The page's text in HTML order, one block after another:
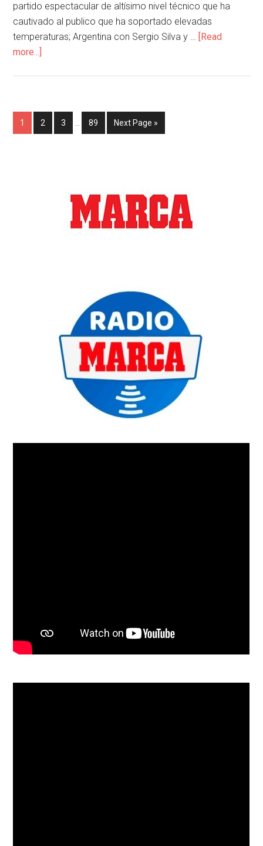
partido espectacular de altísimo nivel técnico que ha
cautivado al publico que ha soportado elevadas
temperaturas; Argentina con Sergio Silva y … [Read
more...]
1 2 3 89 Next Page »